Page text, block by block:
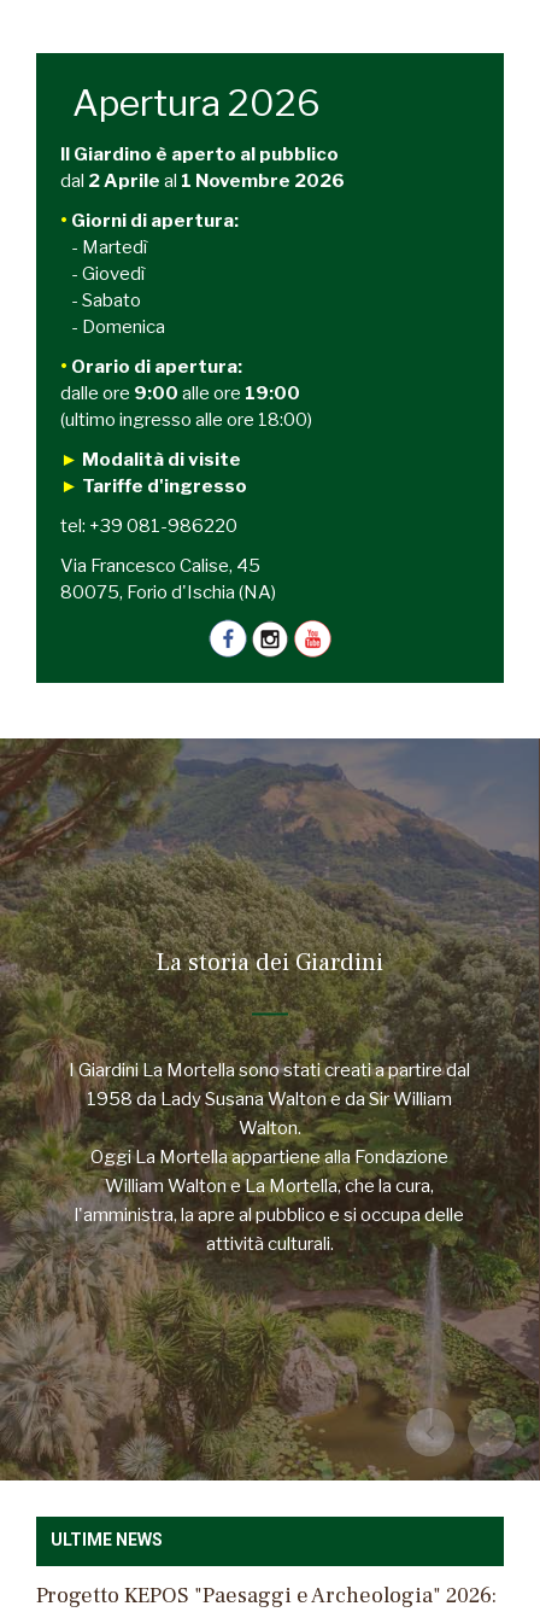
Apertura 2026
Il Giardino è aperto al pubblico
dal 2 Aprile al 1 Novembre 2026
• Giorni di apertura:
- Martedì
- Giovedì
- Sabato
- Domenica
• Orario di apertura:
dalle ore 9:00 alle ore 19:00
(ultimo ingresso alle ore 18:00)
► Modalità di visite
► Tariffe d'ingresso
tel: +39 081-986220
Via Francesco Calise, 45
80075, Forio d'Ischia (NA)
La storia dei Giardini
I Giardini La Mortella sono stati creati a partire dal
1958 da Lady Susana Walton e da Sir William
Walton.
Oggi La Mortella appartiene alla Fondazione
William Walton e La Mortella, che la cura,
l'amministra, la apre al pubblico e si occupa delle
attività culturali.
CONTINUA
ULTIME NEWS
Progetto KEPOS "Paesaggi e Archeologia" 2026: